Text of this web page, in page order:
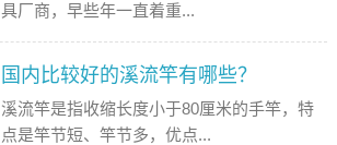
具厂商，早些年一直着重...
国内比较好的溪流竿有哪些？
溪流竿是指收缩长度小于80厘米的手竿，特
点是竿节短、竿节多，优点...